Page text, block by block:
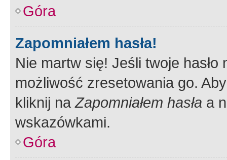
Góra
Zapomniałem hasła!
Nie martw się! Jeśli twoje
możliwość zresetowania go.
kliknij naZapomniałem hasła a
wskazówkami.
Góra